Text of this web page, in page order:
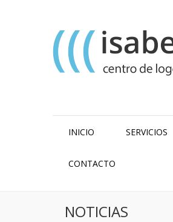
INICIO SERVICIOS
CONTACTO
NOTICIAS